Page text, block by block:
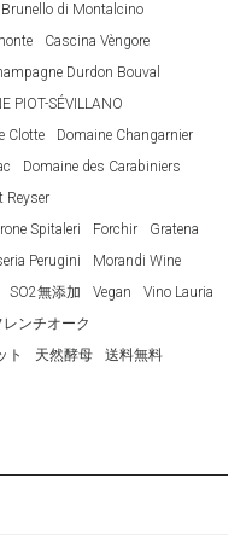
Brunello di Montalcino
Cascina Vèngore
Durdon Bouval
PIOT-SÉVILLANO
Clotte
Domaine Changarnier
Domaine des Carabiniers
Reyser
Spitaleri Forchir
Gratena
Perugini
Morandi Wine
SO2無添加 Vegan
Vino Lauria
レンチオーク
ト 天然酵母
送料無料